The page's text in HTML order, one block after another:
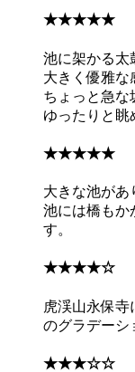
★★★★★
池に架かる太
大きく優雅な
ちょっと急な
ゆったりと眺
★★★★★
大きな池があ
池には橋もか
す。
★★★★☆
虎渓山永保
のグラデーシ
★★★☆☆